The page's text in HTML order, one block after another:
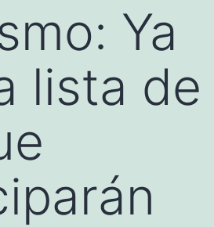
Ya
lista de